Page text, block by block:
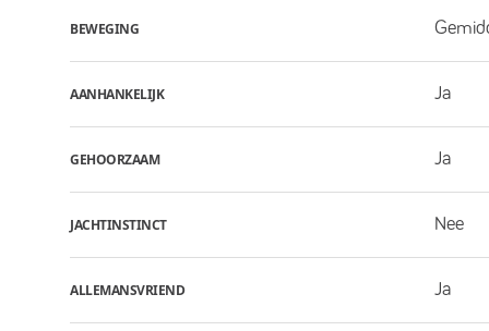
BEWEGING
AANHANKELIJK Ja
GEHOORZAAM Ja
JACHTINSTINCT Nee
ALLEMANSVRIEND Ja